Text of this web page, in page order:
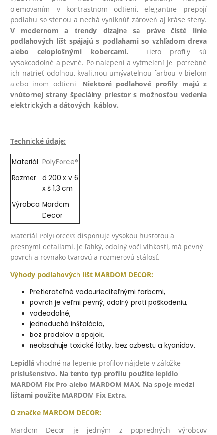
olemovaním v kontrastnom odtieni, elegantne prepojí
podlahu so stenou a nechá vyniknúť zároveň aj kráse steny.
V modernom a trendy dizajne sa práve čisté línie
podlahových líšt spájajú s podlahami so vzhľadom dreva
alebo celoplošnými kobercami.
Tieto profily sú
vysokoodolné a pevné. Po nalepení a vytmelení je potrebné
ich natrieť odolnou, kvalitnou umývateľnou farbou v bielom
alebo inom odtieni. Niektoré podlahové profily majú z
vnútornej strany špeciálny priestor s možnosťou vedenia
elektrických a dátových káblov.
Technické údaje:
Materiál PolyForce®
Rozmer
d 200 x v 6
x š 1,3 cm
Výrobca Mardom
Decor
Materiál PolyForce® disponuje vysokou hustotou a
presnými detailami. Je ľahký, odolný voči vlhkosti, má pevný
povrch a rovnako tvarovú a rozmerovú stálosť.
Výhody podlahových líšt MARDOM DECOR:
Pretierateľné vodouriediteľnými farbami,
povrch je veľmi pevný, odolný proti poškodeniu,
vodeodolné,
jednoduchá inštalácia,
bez predelov a spojok,
neobsahuje toxické látky, bez azbestu a kyanidov.
Lepidlá vhodné na lepenie profilov nájdete v záložke
príslušenstvo. Na tento typ profilu použite lepidlo
MARDOM Fix Pro alebo MARDOM MAX. Na spoje medzi
lištami použite MARDOM Fix Extra.
O značke MARDOM DECOR:
Mardom Decor je jedným z popredných výrobcov